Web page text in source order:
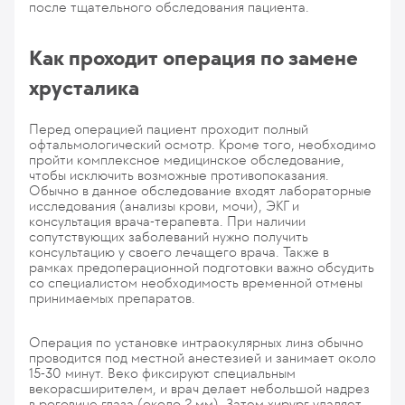
после тщательного обследования пациента.
Как проходит операция по замене
хрусталика
Перед операцией пациент проходит полный
офтальмологический осмотр. Кроме того, необходимо
пройти комплексное медицинское обследование,
чтобы исключить возможные противопоказания.
Обычно в данное обследование входят лабораторные
исследования (анализы крови, мочи), ЭКГ и
консультация врача-терапевта. При наличии
сопутствующих заболеваний нужно получить
консультацию у своего лечащего врача. Также в
рамках предоперационной подготовки важно обсудить
со специалистом необходимость временной отмены
принимаемых препаратов.
Операция по установке интраокулярных линз обычно
проводится под местной анестезией и занимает около
15-30 минут. Веко фиксируют специальным
векорасширителем, и врач делает небольшой надрез